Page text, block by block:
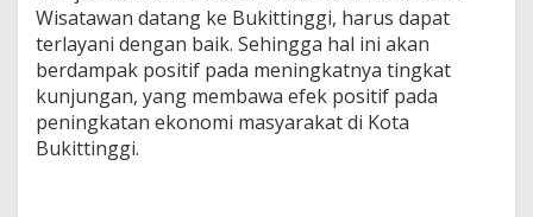
Wisatawan datang ke Bukittinggi, harus dapat
terlayani dengan baik. Sehingga hal ini akan
berdampak positif pada meningkatnya tingkat
kunjungan, yang membawa efek positif pada
peningkatan ekonomi masyarakat di Kota
Bukittinggi.